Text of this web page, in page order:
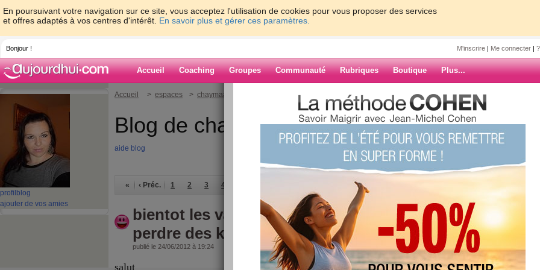
En poursuivant votre navigation sur ce site, vous acceptez l'utilisation de cookies pour vous proposer des services
et offres adaptés à vos centres d'intérêt. En savoir plus et gérer ces paramètres.
Bonjour ! M'inscrire | Me connecter |
Accueil Coaching Groupes Communauté Rubriques Boutique Plus...
profil blog
ajouter de vos amies
Accueil > espaces > chaymaassia
Blog de chaymaassia
aide blog
« ‹ Préc. 1 2 3 4 Suiv. ›
bientot les vacance!!! enfin je vais
perdre des kilos
publié le 24/06/2012 à 19:24
salut
ARCHIVES